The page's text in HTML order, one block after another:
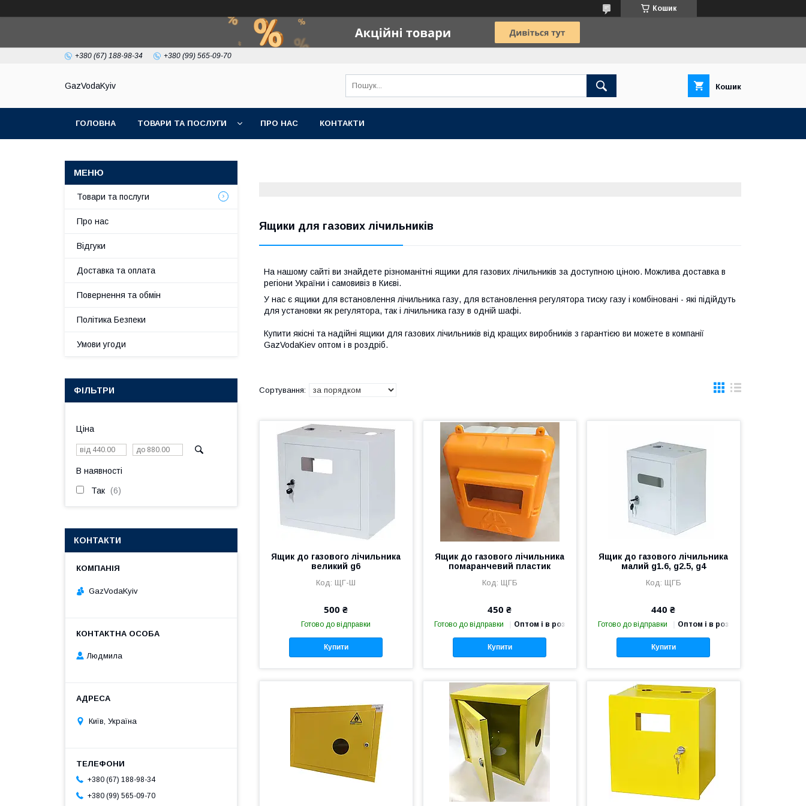
Кошик
+380 (67) 188-98-34 +380 (99) 565-09-70
GazVodaKyiv Кошик
ГОЛОВНА ТОВАРИ ТА ПОСЛУГИ ПРО НАС КОНТАКТИ
Ящики для газових лічильників
На нашому сайті ви знайдете різноманітні ящики для газових лічильників за доступною ціною. Можлива доставка в
регіони України і самовивіз в Києві.
У нас є ящики для встановлення лічильника газу, для встановлення регулятора тиску газу і комбіновані - які підійдуть
для установки як регулятора, так і лічильника газу в одній шафі.
Купити якісні та надійні ящики для газових лічильників від кращих виробників з гарантією ви можете в компанії
GazVodaKiev оптом і в роздріб.
Ящик до газового лічильника
великий g6
ЩГ-Ш
500 ₴
Готово до відправки
Купити
Ящик до газового лічильника
помаранчевий пластик
ЩГБ
450 ₴
Готово до відправки Оптом і в роздріб
Купити
Ящик до газового лічильника
малий g1.6, g2.5, g4
ЩГБ
440 ₴
Готово до відправки Оптом і в роздріб
Купити
Товари та послуги
Про нас
Відгуки
Доставка та оплата
Повернення та обмін
Політика Безпеки
Умови угоди
ФІЛЬТРИ
Ціна
В наявності
Так 6
КОНТАКТИ
GazVodaKyiv
Людмила
Київ, Україна
+380 (67) 188-98-34
+380 (99) 565-09-70